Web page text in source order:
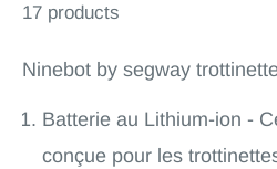
17 products
Ninebot by segway
Batterie au Lithium-ion -
conçue pour les